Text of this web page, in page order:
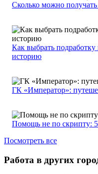
Сколько можно
Как выбрать
историю
ГК «Император»:
Помощь не по скрипту:
Посмотреть все
Работа в других